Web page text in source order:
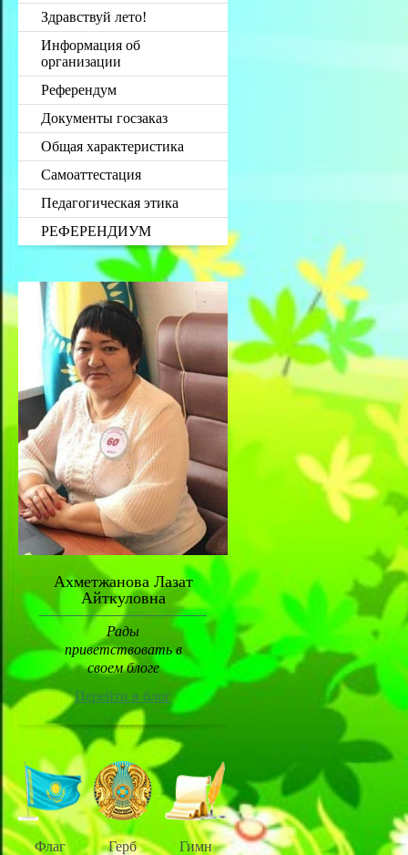
Здравствуй лето!
Информация об
организации
Референдум
Документы госзаказ
Общая характеристика
Самоаттестация
Педагогическая этика
РЕФЕРЕНДИУМ
Ахметжанова Лазат
Айткуловна
Рады
приветствовать в
своем блоге
Перейти в блог
Флаг Герб Гимн